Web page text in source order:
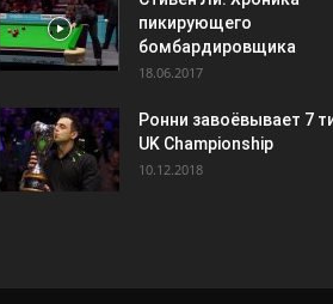
пикирующего
бомбардировщика
18.06.2017
Ронни завоёвывает 7
UK Championship
10.12.2018